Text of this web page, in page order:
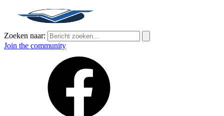
Zoeken naar:
Join the community